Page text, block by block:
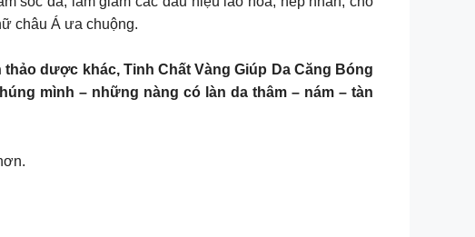
châu Á ưa chuộng.
dược khác, Tinh Chất Vàng Giúp Da Căng Bóng
mình – những nàng có làn da thâm – nám – tàn